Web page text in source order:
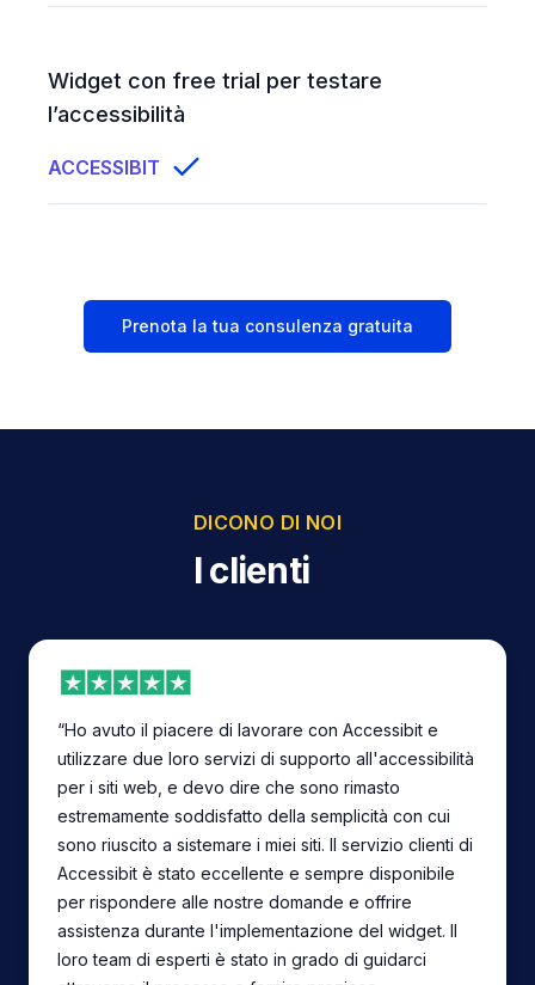
Widget con free trial per testare
l’accessibilità
ACCESSIBIT
Prenota la tua consulenza gratuita
DICONO DI NOI
I clienti
“Ho avuto il piacere di lavorare con Accessibit e
utilizzare due loro servizi di supporto all'accessibilità
per i siti web, e devo dire che sono rimasto
estremamente soddisfatto della semplicità con cui
sono riuscito a sistemare i miei siti. Il servizio clienti di
Accessibit è stato eccellente e sempre disponibile
per rispondere alle nostre domande e offrire
assistenza durante l'implementazione del widget. Il
loro team di esperti è stato in grado di guidarci